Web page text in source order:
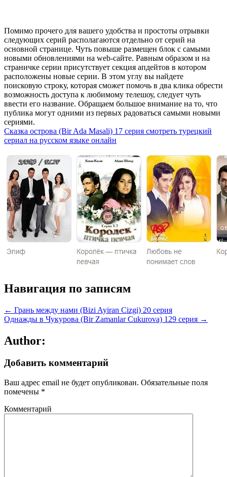
Помимо прочего для вашего удобства и простоты отрывки
следующих серий располагаются отдельно от серий на
основной странице. Чуть повыше размещен блок с самыми
новыми обновлениями на web-сайте. Равным образом и на
страничке серии присутствует секция апдейтов в котором
расположены новые серии. В этом углу вы найдете
поисковую строку, которая сможет помочь в два клика обрести
возможность доступа к любимому телешоу, следует чуть
ввести его название. Обращаем большое внимание на то, что
публика могут одними из первых радоваться самыми новыми
сериями.
Сказка острова (Bir Ada Masali) 17 серия смотреть турецкий
сериал на русском языке онлайн
Навигация по записям
← Грань между нами (Bizi Ayiran Cizgi) 20 серия
Однажды в Чукурова (Bir Zamanlar Cukurova) 129 серия →
Author:
Добавить комментарий
Ваш адрес email не будет опубликован. Обязательные поля
помечены *
Комментарий